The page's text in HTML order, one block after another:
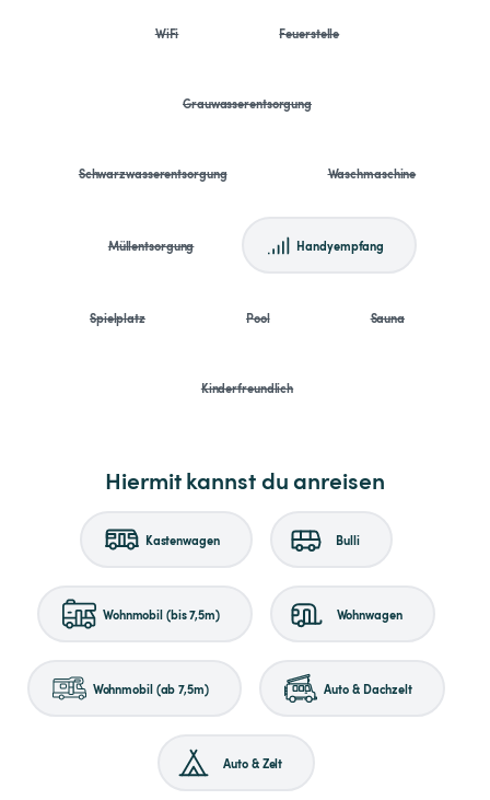
WiFi Feuerstelle
Grauwasserentsorgung
Schwarzwasserentsorgung Waschmaschine
Müllentsorgung Handyempfang
Spielplatz Pool Sauna
Kinderfreundlich
Hiermit kannst du anreisen
Kastenwagen Bulli
Wohnmobil (bis 7,5m) Wohnwagen
Wohnmobil (ab 7,5m) Auto & Dachzelt
Auto & Zelt